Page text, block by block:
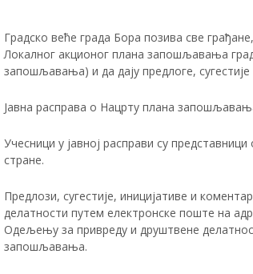
Градско веће града Бора позива све
Локалног акционог плана запошљавања
запошљавања) и да дају предлоге,
Јавна расправа о Нацрту плана
Учесници у јавној расправи су
стране.
Предлози, сугестије, иницијативе и
делатности путем електронске поште на
Одељењу за привреду и друштвене
запошљавања.